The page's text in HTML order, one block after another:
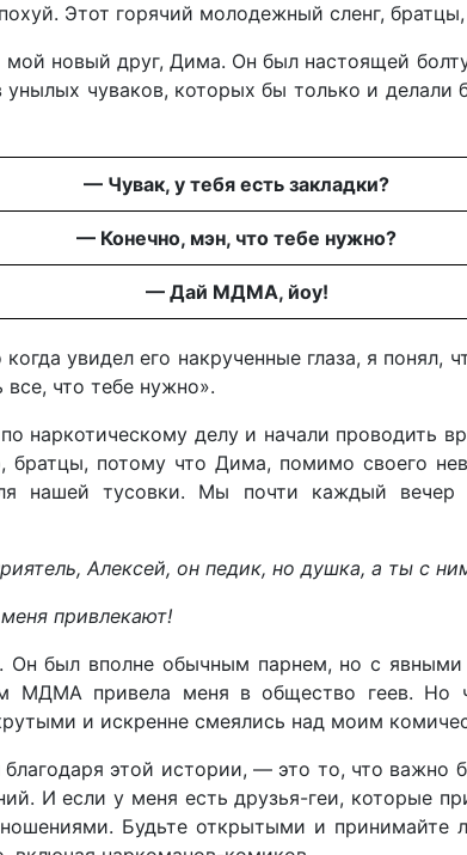
Этот горячий молодежный сленг,
мой новый друг, Дима. Он был настоящей
чуваков, которых бы только и делали
— Чувак, у тебя есть закладки?
— Конечно, мэн, что тебе нужно?
— Дай МДМА, йоу!
увидел его накрученные глаза, я понял,
все, что тебе нужно».
делу и начали проводить
потому что Дима, помимо своего
нашей тусовки. Мы почти каждый
Алексей, он педик, но душка, а ты с
привлекают!
Он был вполне обычным парнем, но с
МДМА привела меня в общество геев. Но
и искренне смеялись над моим
благодаря этой истории, — это то, что важно
И если у меня есть друзья-геи, которые
Будьте открытыми и принимайте